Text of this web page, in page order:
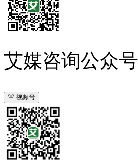
艾媒咨询公众号
视频号